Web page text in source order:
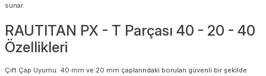
sunar.
RAUTITAN PX - T Parçası 40 - 20 - 40
Özellikleri
Çift Çap Uyumu: 40 mm ve 20 mm çaplarındaki boruları güvenli bir şekilde